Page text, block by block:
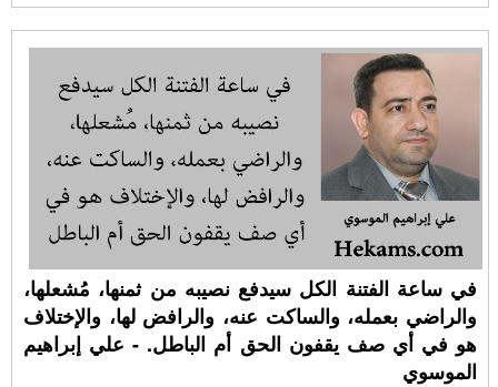
في ساعة الفتنة الكل سيدفع نصيبه من ثمنها، مُشعلها،
والراضي بعمله، والساكت عنه، والرافض لها، والإختلاف
هو في أي صف يقفون الحق أم الباطل. - علي إبراهيم
الموسوي